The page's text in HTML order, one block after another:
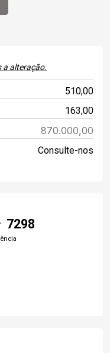
a alteração.
510,00
163,00
870.000,00
Consulte-nos
7298